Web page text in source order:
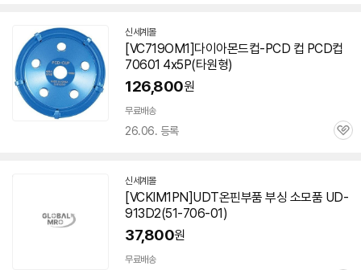
신세계몰
[VC719OM1]다이아몬드컵-PCD 컵 PCD컵
70601 4x5P(타원형)
126,800원
무료배송
26.06. 등록
관
신세계몰
[VCKIM1PN]UDT온핀부품 부싱 소모품 UD-
913D2(51-706-01)
37,800원
무료배송